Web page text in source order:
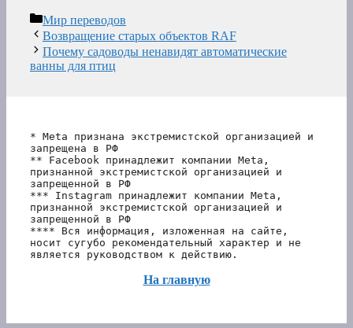
Рубрики
Мир переводов
Возвращение старых объектов RAF
Почему садоводы ненавидят автоматические
ванны для птиц
* Meta признана экстремистской организацией и
запрещена в РФ
** Facebook принадлежит компании Meta,
признанной экстремистской организацией и
запрещенной в РФ
*** Instagram принадлежит компании Meta,
признанной экстремистской организацией и
запрещенной в РФ
**** Вся информация, изложенная на сайте,
носит сугубо рекомендательный характер и не
является руководством к действию.
На главную